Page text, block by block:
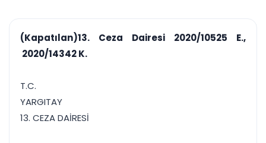
Duruşma ve görev
takvimi
Hatırlatma ve
takibi
Tek panelde uçtan uca yönetim
UYAP & UETS entegrasyonundan finansa, hepsi bir arada.
(Kapatılan)13. Ceza Dairesi 2020/10525 E.,
2020/14342 K.
T.C.
YARGITAY
13. CEZA DAİRESİ